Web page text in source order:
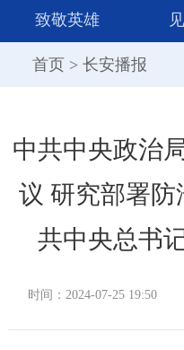
致敬英雄
首页 > 长安播报
中共中央政治
议 研究部署防
共中央总书
时间：2024-07-25 19:50